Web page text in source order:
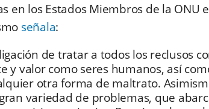
en los Estados Miembros de la ONU
señala:
de tratar a todos los reclusos
y valor como seres humanos, así
otra forma de maltrato.
variedad de problemas, que